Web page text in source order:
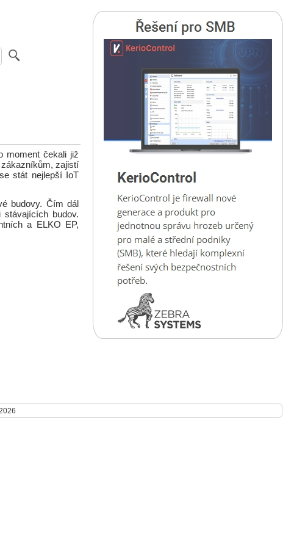
moment čekali již
zajistí
stát nejlepší IoT
budovy. Čím dál
budov.
a ELKO EP,